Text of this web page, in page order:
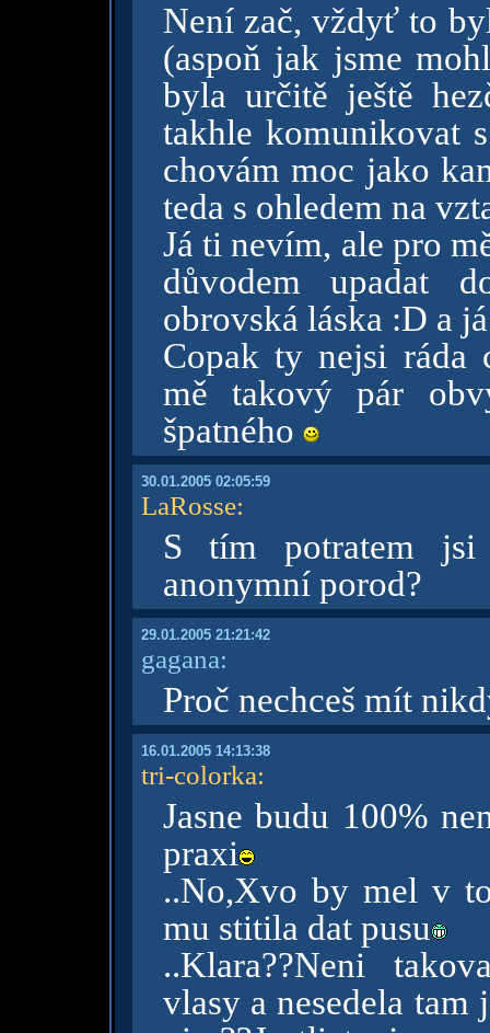
Není zač, vždyť to
(aspoň jak jsme
byla určitě ještě
takhle komunikovat
chovám moc jako
teda s ohledem na
Já ti nevím, ale pro
důvodem upadat
obrovská láska :D a
Copak ty nejsi ráda
mě takový pár
špatného
30.01.2005 02:05:59
LaRosse:
S tím potratem jsi
anonymní porod?
29.01.2005 21:21:42
gagana:
Proč nechceš mít
16.01.2005 14:13:38
tri-colorka:
Jasne budu 100%
praxi
..No,Xvo by mel v
mu stitila dat pusu
..Klara??Neni
vlasy a nesedela tam